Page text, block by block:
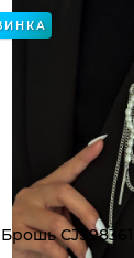
Брошь CJS98361